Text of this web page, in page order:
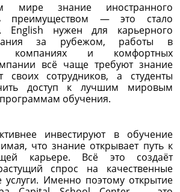
мире знание иностранного
преимуществом — это стало
English нужен для карьерного
за рубежом, работы в
компаниях и комфортных
всё чаще требуют знание
своих сотрудников, а студенты
доступ к лучшим мировым
обучения.
инвестируют в обучение
что знание открывает путь к
карьере. Всё это создаёт
спрос на качественные
услуги. Именно поэтому открытие